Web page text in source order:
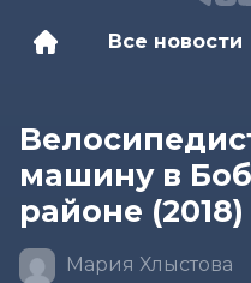
Все новости
машину в
районе (2018)
Мария Хлыстова